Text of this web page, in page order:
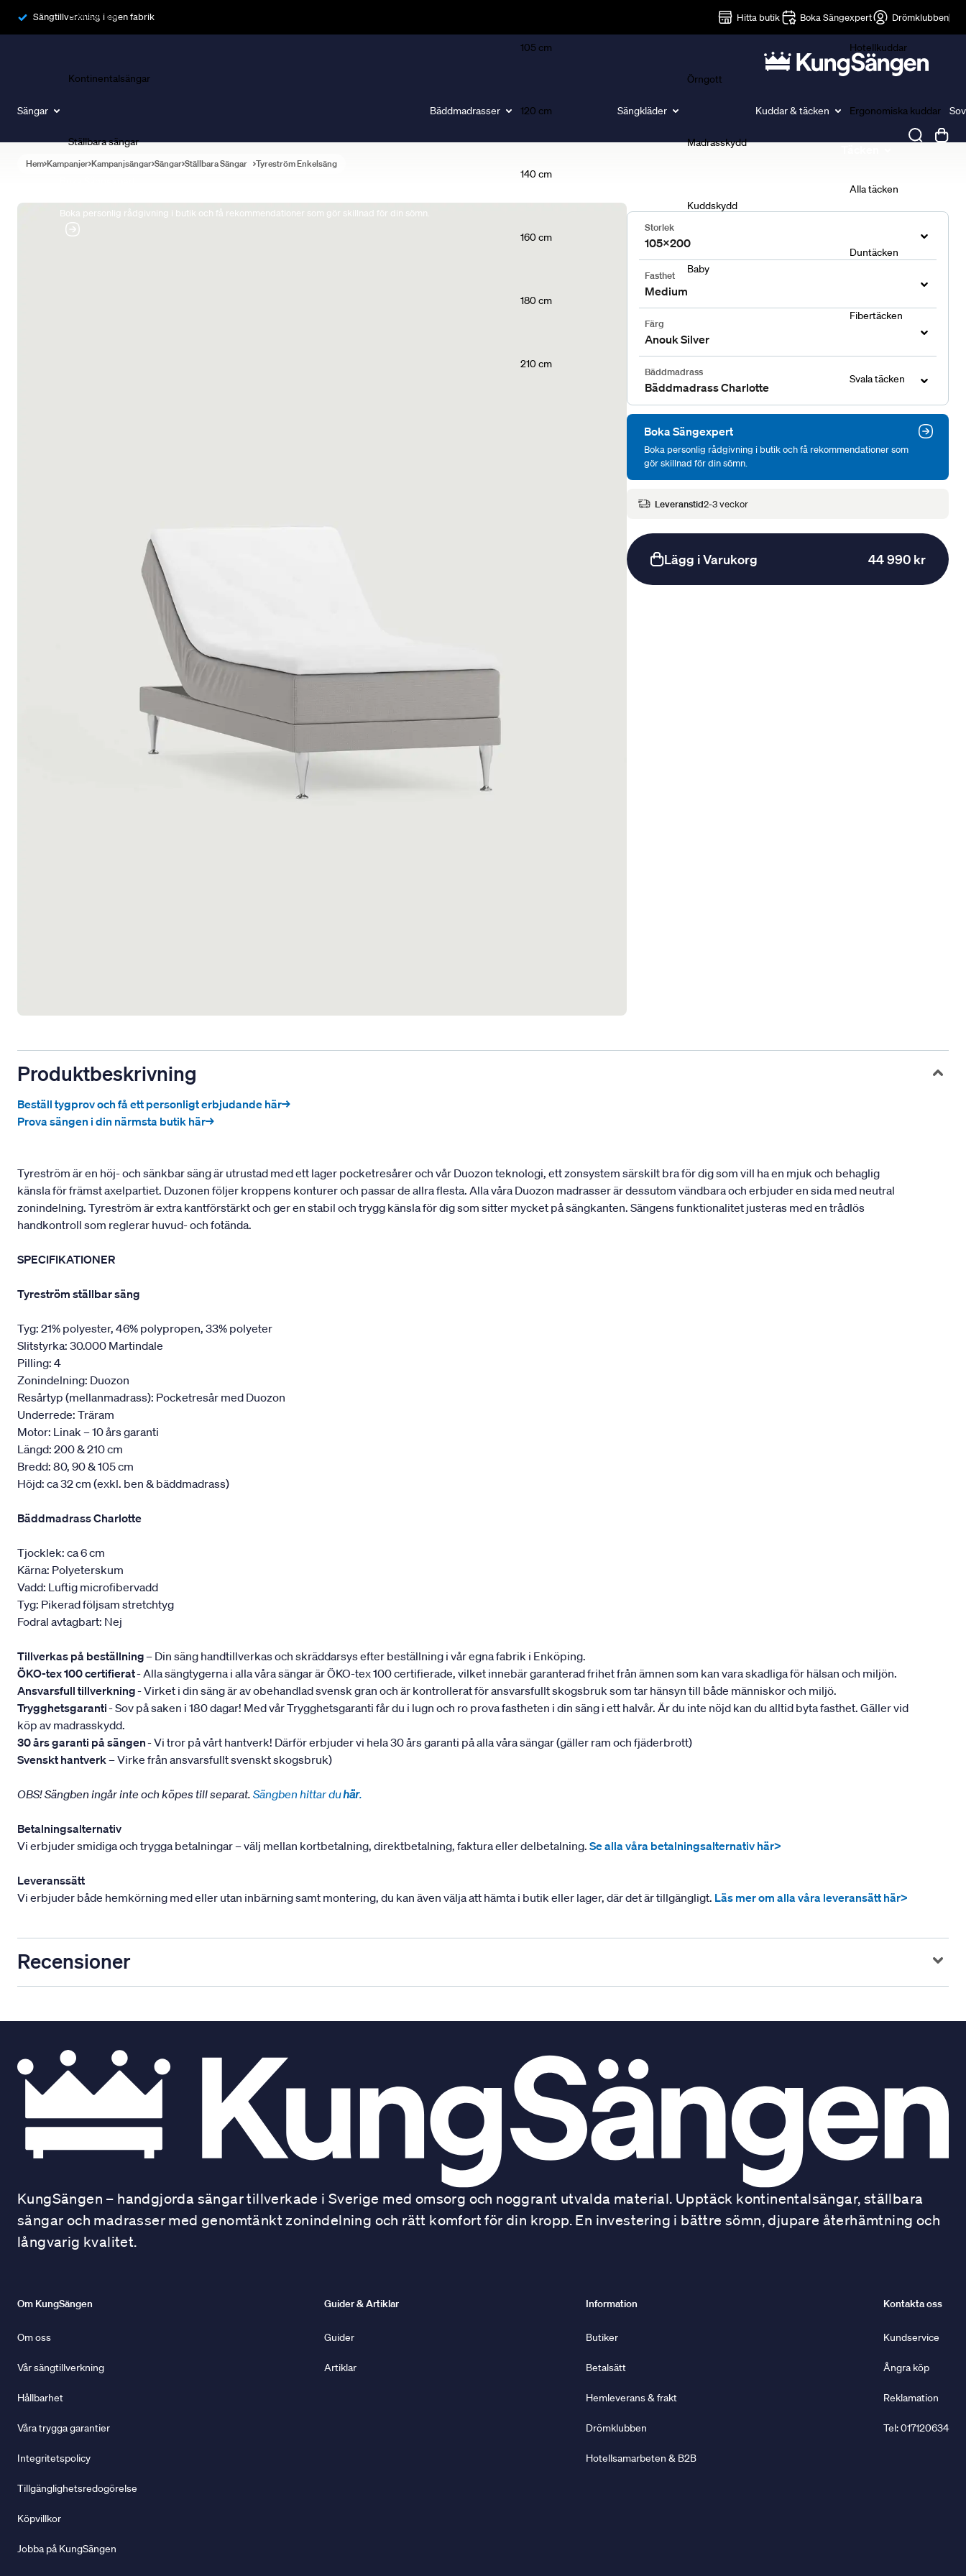
Sängtillverkning i egen fabrik Hitta butik Boka Sängexpert Drömklubben
Sängar
Ramsängar
Kontinentalsängar
Ställbara sängar
Boka personlig rådgivning i butik och få rekommendationer som gör skillnad för din sömn.
Bäddmadrasser
105 cm
120 cm
140 cm
160 cm
180 cm
210 cm
Sängkläder
Örngott
Madrasskydd
Kuddskydd
Baby
Kuddar & täcken
Hotellkuddar
Ergonomiska kuddar
Alla täcken
Duntäcken
Fibertäcken
Svala täcken
Hem Kampanjer Kampanjsängar Sängar Ställbara Sängar Tyreström Enkelsäng
Storlek
105x200
Fasthet
Medium
Färg
Anouk Silver
Bäddmadrass
Bäddmadrass Charlotte
Boka Sängexpert
Boka personlig rådgivning i butik och få rekommendationer som
gör skillnad för din sömn.
Leveranstid2-3 veckor
Lägg i Varukorg 44 990 kr
Produktbeskrivning
Beställ tygprov och få ett personligt erbjudande här→
Prova sängen i din närmsta butik här→
Tyreström är en höj- och sänkbar säng är utrustad med ett lager pocketresårer och vår Duozon teknologi, ett zonsystem särskilt bra för dig som vill ha en mjuk och behaglig
känsla för främst axelpartiet. Duzonen följer kroppens konturer och passar de allra flesta. Alla våra Duozon madrasser är dessutom vändbara och erbjuder en sida med neutral
zonindelning. Tyreström är extra kantförstärkt och ger en stabil och trygg känsla för dig som sitter mycket på sängkanten. Sängens funktionalitet justeras med en trådlös
handkontroll som reglerar huvud- och fotända.
SPECIFIKATIONER
Tyreström ställbar säng
Tyg: 21% polyester, 46% polypropen, 33% polyeter
Slitstyrka: 30.000 Martindale
Pilling: 4
Zonindelning: Duozon
Resårtyp (mellanmadrass): Pocketresår med Duozon
Underrede: Träram
Motor: Linak – 10 års garanti
Längd: 200 & 210 cm
Bredd: 80, 90 & 105 cm
Höjd: ca 32 cm (exkl. ben & bäddmadrass)
Bäddmadrass Charlotte
Tjocklek: ca 6 cm
Kärna: Polyeterskum
Vadd: Luftig microfibervadd
Tyg: Pikerad följsam stretchtyg
Fodral avtagbart: Nej
Tillverkas på beställning– Din säng handtillverkas och skräddarsys efter beställning i vår egna fabrik i Enköping.
ÖKO-tex 100 certifierat- Alla sängtygerna i alla våra sängar är ÖKO-tex 100 certifierade, vilket innebär garanterad frihet från ämnen som kan vara skadliga för hälsan och miljön.
Ansvarsfull tillverkning- Virket i din säng är av obehandlad svensk gran och är kontrollerat för ansvarsfullt skogsbruk som tar hänsyn till både människor och miljö.
Trygghetsgaranti- Sov på saken i 180 dagar! Med vår Trygghetsgaranti får du i lugn och ro prova fastheten i din säng i ett halvår. Är du inte nöjd kan du alltid byta fasthet. Gäller vid
köp av madrasskydd.
30 års garanti på sängen- Vi tror på vårt hantverk! Därför erbjuder vi hela 30 års garanti på alla våra sängar (gäller ram och fjäderbrott)
Svenskt hantverk– Virke från ansvarsfullt svenskt skogsbruk)
OBS! Sängben ingår inte och köpes till separat. Sängben hittar duhär.
Betalningsalternativ
Vi erbjuder smidiga och trygga betalningar – välj mellan kortbetalning, direktbetalning, faktura eller delbetalning. Se alla våra betalningsalternativ här>
Leveranssätt
Vi erbjuder både hemkörning med eller utan inbärning samt montering, du kan även välja att hämta i butik eller lager, där det är tillgängligt. Läs mer om alla våra leveransätt här>
Recensioner
KungSängen – handgjorda sängar tillverkade i Sverige med omsorg och noggrant utvalda material. Upptäck kontinentalsängar, ställbara
sängar och madrasser med genomtänkt zonindelning och rätt komfort för din kropp. En investering i bättre sömn, djupare återhämtning och
långvarig kvalitet.
Om KungSängen
Om oss
Vår sängtillverkning
Hållbarhet
Våra trygga garantier
Integritetspolicy
Tillgänglighetsredogörelse
Köpvillkor
Jobba på KungSängen
Guider & Artiklar
Guider
Artiklar
Information
Butiker
Betalsätt
Hemleverans & frakt
Drömklubben
Hotellsamarbeten & B2B
Kontakta oss
Kundservice
Ångra köp
Reklamation
Tel: 017120634